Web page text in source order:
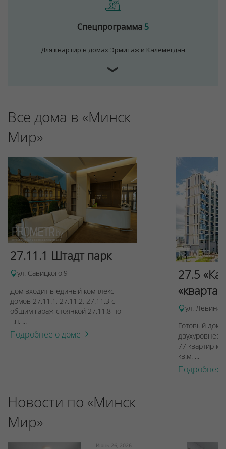
Спецпрограмма5
Для квартир в домах Эрмитаж и Калемегдан
❯
Все дома в «Минск
Мир»
27.11.1 Штадт парк
ул. Савицкого,9
Дом входит в единый комплекс
домов 27.11.1, 27.11.2, 27.11.3 с
общим гараж-стоянкой 27.11.8 по
г.п. ...
Подробнее о доме
27.5
ул. Левина,
Готовый дом
77 квартир
кв.м. ...
Подробнее
Новости по «Минск
Мир»
Июнь 26, 2026